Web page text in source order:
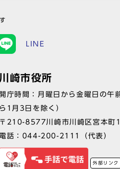
LINE
川崎市役所
開庁時間：月曜日から金曜日の
ら1月3日を除く）
〒210-8577川崎市川崎区宮本町
話： 044-200-2111 （代表）
外部リンク